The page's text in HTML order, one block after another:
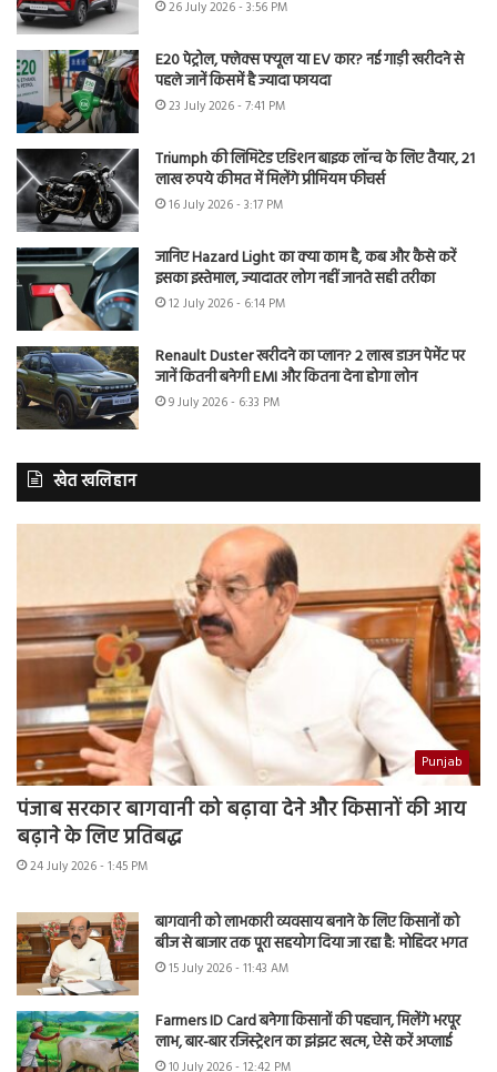
26 July 2026 - 3:56 PM
E20 पेट्रोल, फ्लेक्स फ्यूल या EV कार? नई गाड़ी खरीदने से
पहले जानें किसमें है ज्यादा फायदा
23 July 2026 - 7:41 PM
Triumph की लिमिटेड एडिशन बाइक लॉन्च के लिए तैयार, 21
लाख रुपये कीमत में मिलेंगे प्रीमियम फीचर्स
16 July 2026 - 3:17 PM
जानिए Hazard Light का क्या काम है, कब और कैसे करें
इसका इस्तेमाल, ज्यादातर लोग नहीं जानते सही तरीका
12 July 2026 - 6:14 PM
Renault Duster खरीदने का प्लान? 2 लाख डाउन पेमेंट पर
जानें कितनी बनेगी EMI और कितना देना होगा लोन
9 July 2026 - 6:33 PM
खेत खलिहान
Punjab
पंजाब सरकार बागवानी को बढ़ावा देने और किसानों की आय
बढ़ाने के लिए प्रतिबद्ध
24 July 2026 - 1:45 PM
बागवानी को लाभकारी व्यवसाय बनाने के लिए किसानों को
बीज से बाजार तक पूरा सहयोग दिया जा रहा है: मोहिंदर भगत
15 July 2026 - 11:43 AM
Farmers ID Card बनेगा किसानों की पहचान, मिलेंगे भरपूर
लाभ, बार-बार रजिस्ट्रेशन का झंझट खत्म, ऐसे करें अप्लाई
10 July 2026 - 12:42 PM